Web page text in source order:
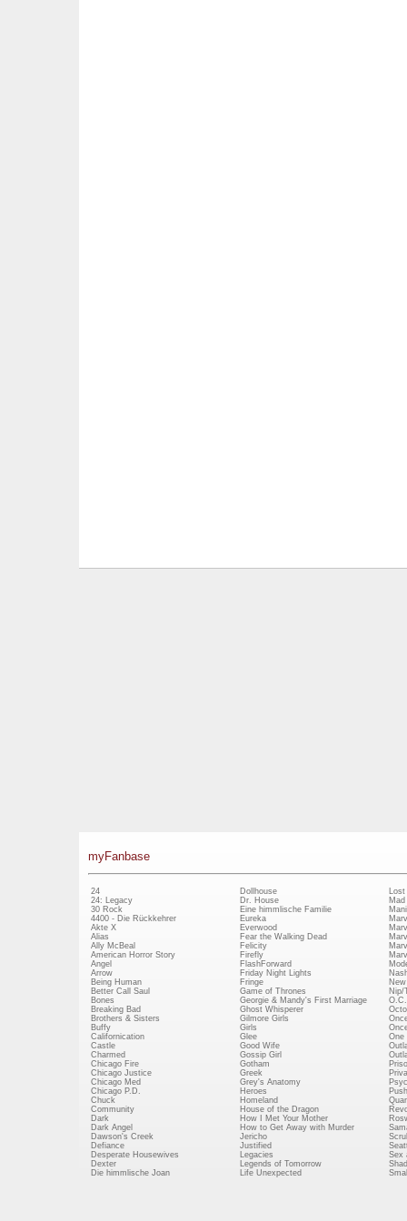
myFanbase
24
24: Legacy
30 Rock
4400 - Die Rückkehrer
Akte X
Alias
Ally McBeal
American Horror Story
Angel
Arrow
Being Human
Better Call Saul
Bones
Breaking Bad
Brothers & Sisters
Buffy
Californication
Castle
Charmed
Chicago Fire
Chicago Justice
Chicago Med
Chicago P.D.
Chuck
Community
Dark
Dark Angel
Dawson's Creek
Defiance
Desperate Housewives
Dexter
Die himmlische Joan
Dollhouse
Dr. House
Eine himmlische Familie
Eureka
Everwood
Fear the Walking Dead
Felicity
Firefly
FlashForward
Friday Night Lights
Fringe
Game of Thrones
Georgie & Mandy's First Marriage
Ghost Whisperer
Gilmore Girls
Girls
Glee
Good Wife
Gossip Girl
Gotham
Greek
Grey's Anatomy
Heroes
Homeland
House of the Dragon
How I Met Your Mother
How to Get Away with Murder
Jericho
Justified
Legacies
Legends of Tomorrow
Life Unexpected
Lost
New
Nip/
One
Sex